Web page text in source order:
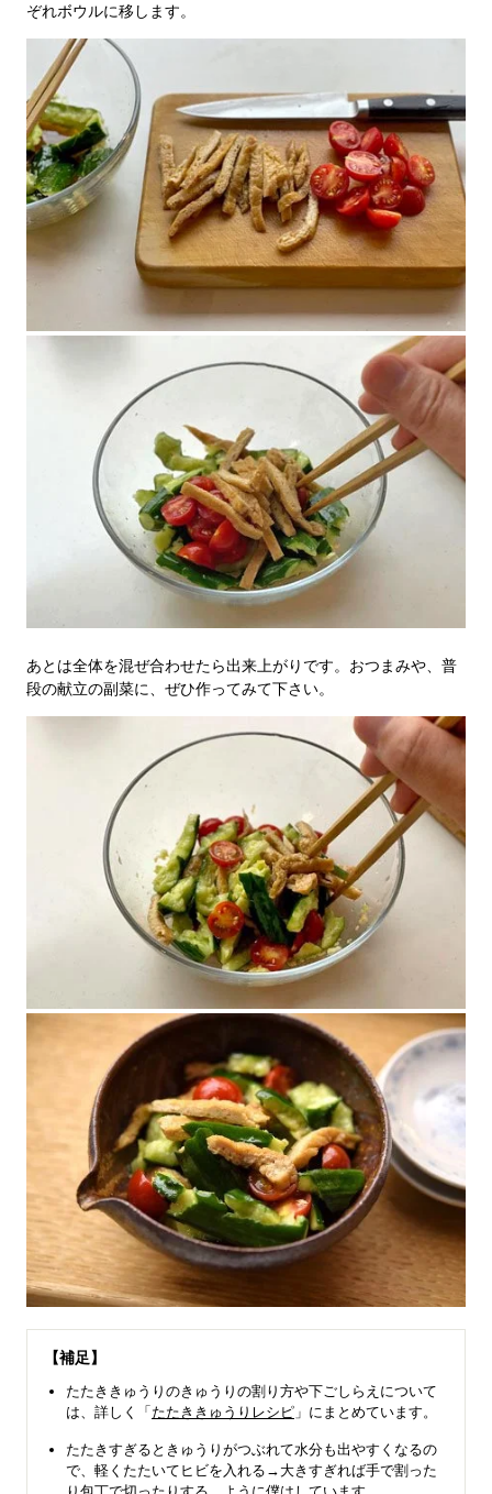
ぞれボウルに移します。
あとは全体を混ぜ合わせたら出来上がりです。おつまみや、普
段の献立の副菜に、ぜひ作ってみて下さい。
【補足】
たたききゅうりのきゅうりの割り方や下ごしらえについて
は、詳しく「たたききゅうりレシピ 」にまとめています。
たたきすぎるときゅうりがつぶれて水分も出やすくなるの
で、軽くたたいてヒビを入れる→大きすぎれば手で割った